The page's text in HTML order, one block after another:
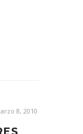
8, 2010